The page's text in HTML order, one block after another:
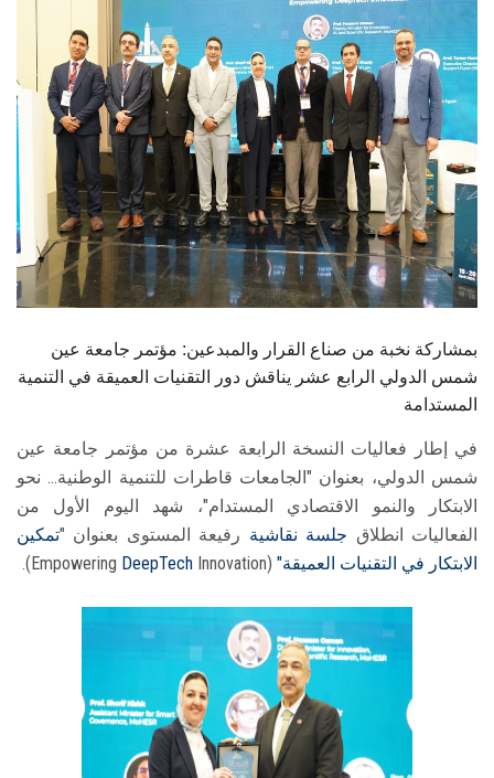
الدراسات العليا
الخريجين
الموظفون
الزائـرون
سجل الان
بمشاركة نخبة من صناع القرار والمبدعين: مؤتمر جامعة عين
شمس الدولي الرابع عشر يناقش دور التقنيات العميقة في التنمية
المستدامة
في إطار فعاليات النسخة الرابعة عشرة من مؤتمر جامعة عين
شمس الدولي، بعنوان "الجامعات قاطرات للتنمية الوطنية... نحو
الابتكار والنمو الاقتصادي المستدام"، شهد اليوم الأول من
الفعاليات انطلاق جلسة نقاشية رفيعة المستوى بعنوان "تمكين
الابتكار في التقنيات العميقة" (Empowering
DeepTech Innovation).